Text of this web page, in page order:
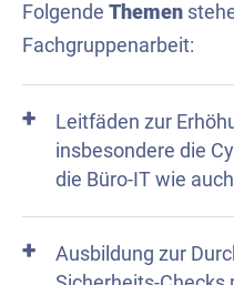
Folgende Themen
Fachgruppenarbeit:
Leitfäden zur
insbesondere die
die Büro-IT wie
Ausbildung zur